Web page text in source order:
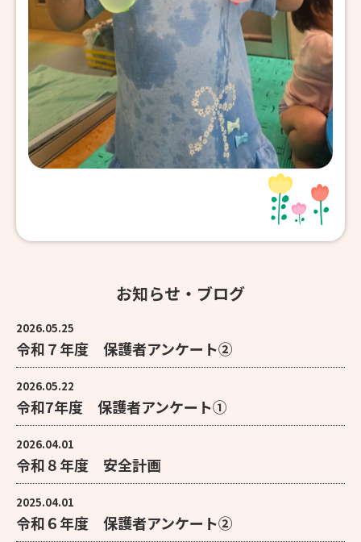
お知らせ・ブログ
2026.05.25
令和７年度 保護者アンケート②
2026.05.22
令和7年度 保護者アンケート①
2026.04.01
令和８年度 安全計画
2025.04.01
令和６年度 保護者アンケート②